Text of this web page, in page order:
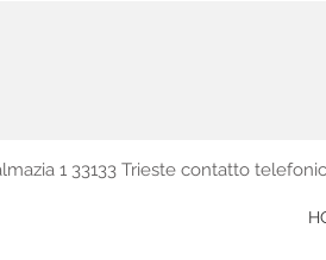
1 33133 Trieste contatto